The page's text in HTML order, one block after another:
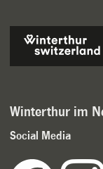
Winterthur im
Social Media